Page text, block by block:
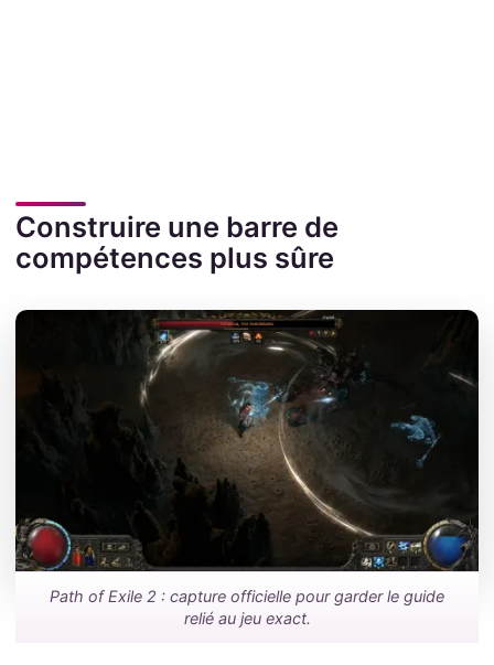
Construire une barre de
compétences plus sûre
Path of Exile 2 : capture officielle pour garder le guide
relié au jeu exact.